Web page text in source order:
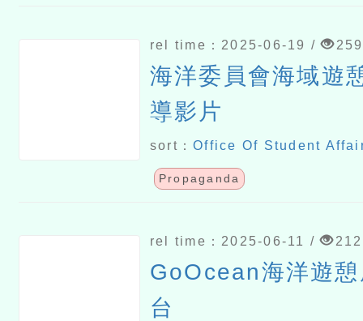
rel time：2025-06-19 / 259
海洋委員會海域遊
導影片
sort：Office Of Student
Propaganda
rel time：2025-06-11 / 212
GoOcean海洋遊
台